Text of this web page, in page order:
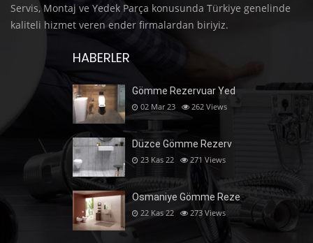
Servis, Montaj ve Yedek Parça konusunda Türkiye genelinde
kaliteli hizmet veren ender firmalardan biriyiz.
HABERLER
Gömme Rezervuar Yed
02 Mar 23 262 Views
Düzce Gömme Rezerv
23 Kas 22 271 Views
Osmaniye Gömme Reze
22 Kas 22 273 Views